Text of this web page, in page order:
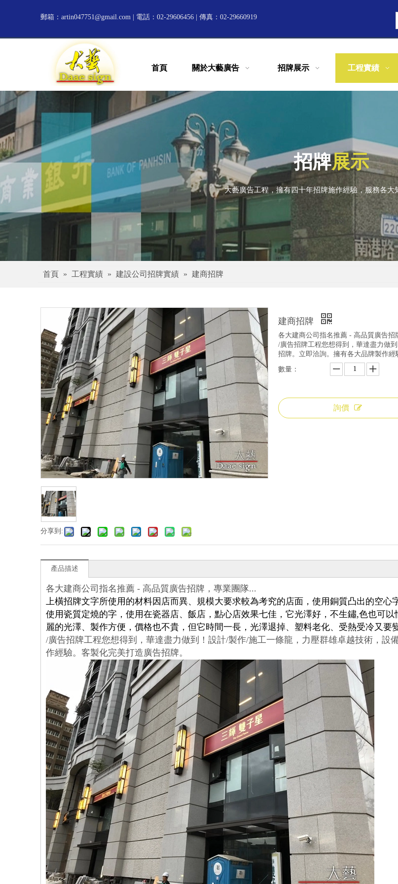
郵箱： artin047751@gmail.com | 電話：02-29606456 | 傳真：02-29660919
首頁 關於大藝廣告 招牌展示 工程實績
招牌展示
大藝廣告工程，擁有四十年招牌施作經驗，服務各大
首頁 » 工程實績 » 建設公司招牌實績 » 建商招牌
分享到:
建商招牌
各大建商公司指名推薦 - 高品質廣告招
/廣告招牌工程您想得到，華達盡力做
招牌。立即洽詢。擁有各大品牌製作經
數量：
詢價
產品描述
各大建商公司指名推薦 - 高品質廣告招牌，專業團隊...
上橫招牌文字所使用的材料因店而異、規模大要求較為考究的店面，使用銅質凸出的空
使用瓷質定燒的字，使用在瓷器店、飯店，點心店效果七佳，它光澤好，不生鏽,色也可
麗的光澤、製作方便，價格也不貴，但它時間一長，光澤退掉、塑料老化、受熱受冷又要
/廣告招牌工程您想得到，華達盡力做到！設計/製作/施工一條龍，力壓群雄卓越技術，設
作經驗。客製化完美打造廣告招牌。